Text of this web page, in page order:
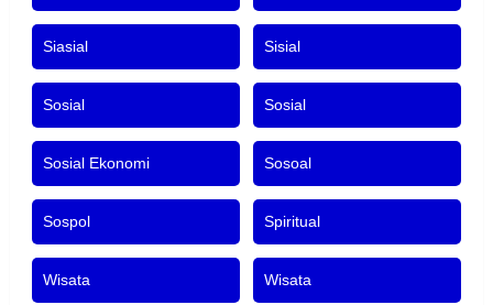
Siasial Sisial
Sosial Sosial
Sosial Ekonomi Sosoal
Sospol Spiritual
Wisata Wisata